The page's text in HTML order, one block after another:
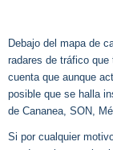
Debajo del mapa de
radares de tráfico
cuenta que aunque
posible que se halla
de Cananea, SON,
Si por cualquier